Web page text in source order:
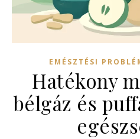
EMÉSZTÉSI
Hatékony
bélgáz és